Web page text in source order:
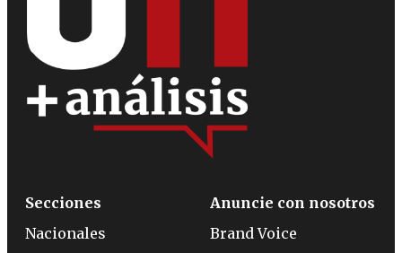
Secciones
Nacionales
Anuncie con nosotros
Brand Voice